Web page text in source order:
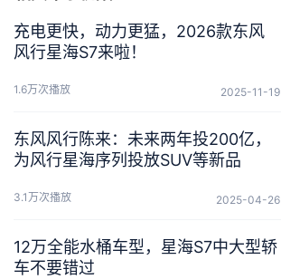
充电更快，动力更猛，2026款东风
风行星海S7来啦！
2025-11-19
1.6万次播放
东风风行陈来：未来两年投200亿，
为风行星海序列投放SUV等新品
2025-04-26
3.1万次播放
12万全能水桶车型，星海S7中大型轿
车不要错过